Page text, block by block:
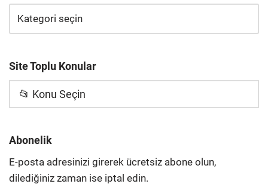
Site Toplu Konular
📂 Konu Seçin
Abonelik
E-posta adresinizi girerek ücretsiz abone olun,
dilediğiniz zaman ise iptal edin.